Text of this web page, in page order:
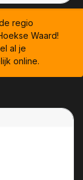
regio
Waard!
al je
online.